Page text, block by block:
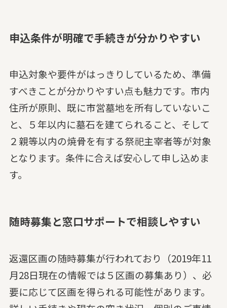
申込条件が明確で手続きが分かりやすい
申込対象や要件がはっきりしているため、準備
すべきことが分かりやすい点も魅力です。市内
住所が原則、既に市営墓地を所有していないこ
と、５年以内に墓石を建てられること、そして
２親等以内の焼骨を有する祭祀主宰者等が対象
となります。条件に合えば安心して申し込めま
す。
随時募集と窓口サポートで相談しやすい
返還区画の随時募集が行われており（2019年11
月28日現在の情報では５区画の募集あり）、必
要に応じて区画を得られる可能性があります。